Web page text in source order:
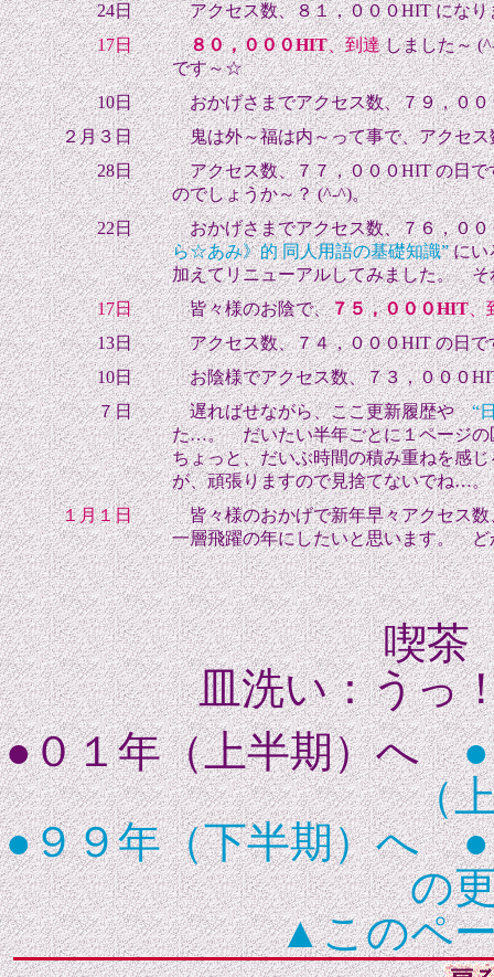
24日
アクセス数、８１，０００HIT になり
17日
８０，０００HIT、到達しました～
です～☆
10日
おかげさまでアクセス数、７９，００
２月３日
鬼は外～福は内～って事で、アクセス
28日
アクセス数、７７，０００HIT の日で
のでしょうか～？ (^-^)。
22日
おかげさまでアクセス数、７６，００
ら☆あみ》的 同人用語の基礎知識”にい
加えてリニューアルしてみました。
17日
皆々様のお陰で、７５，０００HIT、
13日
アクセス数、７４，０００HIT の日で
10日
お陰様でアクセス数、７３，０００
７日
遅ればせながら、ここ更新履歴や“
た…。 だいたい半年ごとに１ページの
ちょっと、だいぶ時間の積み重ねを感
が、頑張りますので見捨てないでね…。
１月１日
皆々様のおかげで新年早々アクセス数
一層飛躍の年にしたいと思います。
喫茶
皿洗い：うっ
●０１年（上半期）へ
（
●９９年（下半期）へ
の
▲このペ